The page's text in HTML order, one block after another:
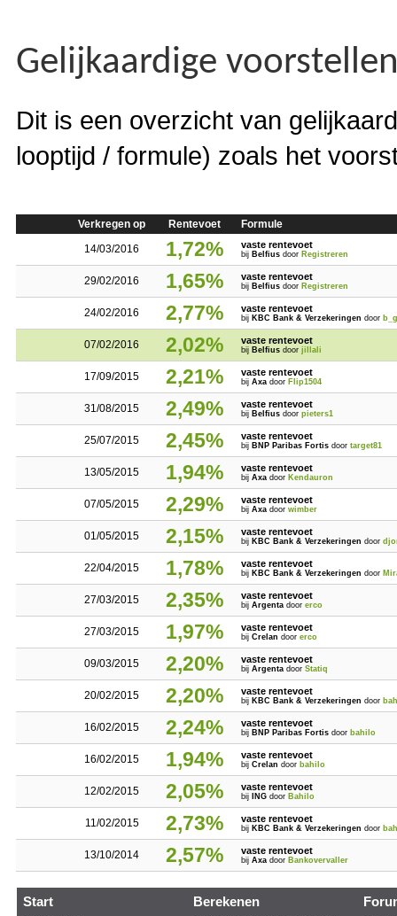
Gelijkaardige
Dit is een overzicht van
looptijd / formule) zoals het
Verkregen op Rentevoet
Formule
14/03/2016
1,72% vaste rentevoet
bij Belfius door Registreren
29/02/2016 1,65% vaste rentevoet
bij Belfius door Registreren
24/02/2016 2,77% vaste rentevoet
bij KBC Bank & Verzekeringen door
07/02/2016 2,02% vaste rentevoet
bij Belfius doorjillali
17/09/2015 2,21% vaste rentevoet
bijAxa door Flip1504
31/08/2015 2,49% vaste rentevoet
bij Belfius doorpieters1
25/07/2015 2,45% vaste rentevoet
bij BNP Paribas Fortis doortarget81
13/05/2015 1,94% vaste rentevoet
bijAxa door Kendauron
07/05/2015 2,29% vaste rentevoet
bijAxa doorwimber
01/05/2015 2,15% vaste rentevoet
bij KBC Bank & Verzekeringen door
22/04/2015 1,78% vaste rentevoet
bij KBC Bank & Verzekeringen door
27/03/2015 2,35% vaste rentevoet
bijArgenta doorerco
27/03/2015 1,97% vaste rentevoet
bijCrelan doorerco
09/03/2015 2,20% vaste rentevoet
bijArgenta doorStatiq
20/02/2015 2,20% vaste rentevoet
bij KBC Bank & Verzekeringen door
16/02/2015 2,24% vaste rentevoet
bij BNP Paribas Fortis door bahilo
16/02/2015 1,94% vaste rentevoet
bijCrelan door bahilo
12/02/2015 2,05% vaste rentevoet
bij ING door Bahilo
11/02/2015 2,73% vaste rentevoet
bij KBC Bank & Verzekeringen door
13/10/2014 2,57% vaste rentevoet
bijAxa door Bankovervaller
Start Berekenen